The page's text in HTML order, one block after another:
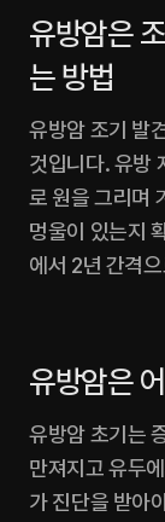
유방암은
는 방법
유방암 조기 발
것입니다. 유방
로 원을 그리며
멍울이 있는지
에서 2년 간격
유방암은
유방암 초기는
만져지고 유두
가 진단을 받아